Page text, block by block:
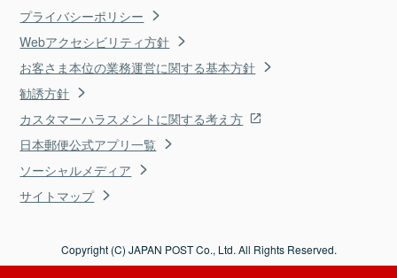
プライバシーポリシー
Webアクセシビリティ方針
お客さま本位の業務運営に関する基本方針
勧誘方針
カスタマーハラスメントに関する考え方
日本郵便公式アプリ一覧
ソーシャルメディア
サイトマップ
Copyright (C) JAPAN POST Co., Ltd. All Rights Reserved.